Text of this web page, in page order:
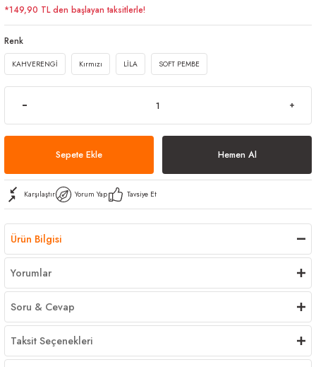
Mikrofiber Bezler
Kovalar
*149,90 TL den başlayan taksitlerle!
Renk
KAHVERENGİ Kırmızı LİLA SOFT PEMBE
Sepete Ekle Hemen Al
Karşılaştır Yorum Yap Tavsiye Et
Ürün Bilgisi
Yorumlar
Soru & Cevap
Taksit Seçenekleri